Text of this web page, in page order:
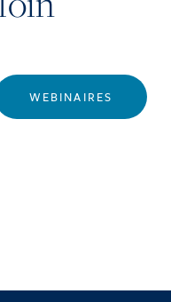
WEBINAIRES